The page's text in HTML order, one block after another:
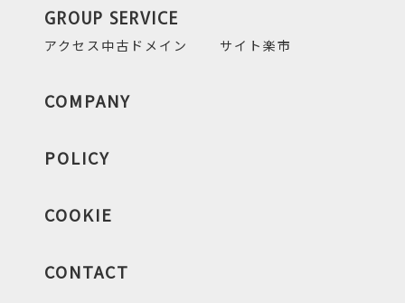
GROUP SERVICE
アクセス中古ドメイン サイト楽市
COMPANY
POLICY
COOKIE
CONTACT